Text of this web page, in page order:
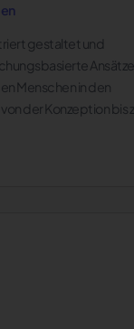
gestaltet und
Ansätze
Menschen in den
der Konzeption bis